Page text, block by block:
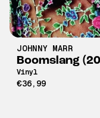
JOHNNY MARR
Boomslang
Vinyl
€36,99